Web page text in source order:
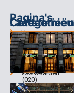
Pagina's
Home
Abonnementen
Dagcommentaar
Tradealert
Organisatie
Categorieën
Columns
Dagcommentaar
Algemene
voorwaarden
Disclaimer
Contact
Keizersgracht
520
1017 EK
Amsterdam
(020)
231
Laatste